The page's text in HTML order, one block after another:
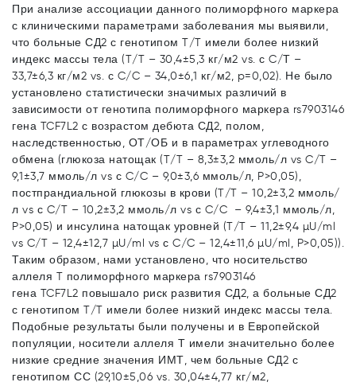
При анализе ассоциации данного полиморфного маркера
с клиническими параметрами заболевания мы выявили,
что больные СД2 с генотипом T/T имели более низкий
индекс массы тела (T/T – 30,4±5,3 кг/м2 vs. с C/Т –
33,7±6,3 кг/м2 vs. с C/C – 34,0±6,1 кг/м2, p=0,02). Не было
установлено статистически значимых различий в
зависимости от генотипа полиморфного маркера rs7903146
гена TCF7L2 с возрастом дебюта СД2, полом,
наследственностью, ОТ/ОБ и в параметрах углеводного
обмена (глюкоза натощак (T/T – 8,3±3,2 ммоль/л vs C/T –
9,1±3,7 ммоль/л vs с C/C – 9,0±3,6 ммоль/л, P>0,05),
постпрандиальной глюкозы в крови (T/T – 10,2±3,2 ммоль/
л vs с C/T – 10,2±3,2 ммоль/л vs с C/C – 9,4±3,1 ммоль/л,
P>0,05) и инсулина натощак уровней (T/T – 11,2±9,4 µU/ml
vs C/T – 12,4±12,7 µU/ml vs с C/C – 12,4±11,6 µU/ml, P>0,05)).
Таким образом, нами установлено, что носительство
аллеля T полиморфного маркера rs7903146
гена TCF7L2 повышало риск развития СД2, а больные СД2
с генотипом T/T имели более низкий индекс массы тела.
Подобные результаты были получены и в Европейской
популяции, носители аллеля Т имели значительно более
низкие средние значения ИМТ, чем больные СД2 с
генотипом СС (29,10±5,06 vs. 30,04±4,77 кг/м2,